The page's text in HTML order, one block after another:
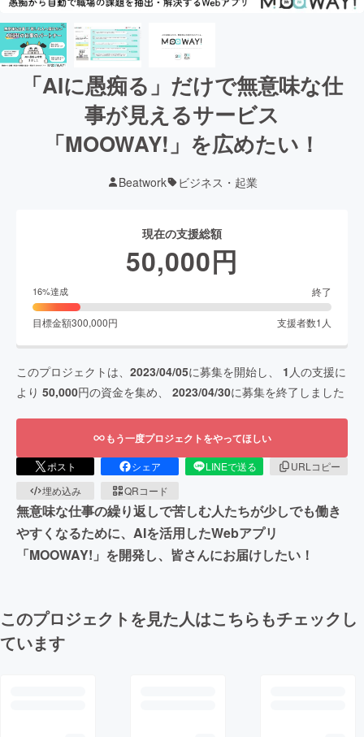
「AIに愚痴る」だけで無意味な仕
事が見えるサービス
「MOOWAY!」を広めたい！
Beatwork ビジネス・起業
現在の支援総額
50,000円
16%達成 終了
目標金額300,000円 支援者数1 人
このプロジェクトは、 2023/04/05に募集を開始し、 1 人の支援に
より 50,000円の資金を集め、 2023/04/30に募集を終了しました
もう一度プロジェクトをやってほしい
ポスト シェア LINEで送る
URLコピー
埋め込み
QRコード
無意味な仕事の繰り返しで苦しむ人たちが少しでも働き
やすくなるために、AIを活用したWebアプリ
「MOOWAY!」を開発し、皆さんにお届けしたい！
このプロジェクトを見た人はこちらもチェックし
ています